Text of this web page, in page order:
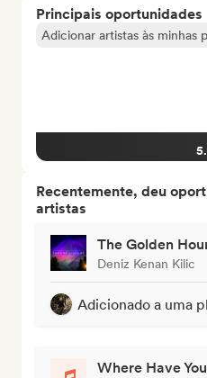
Principais oportunidades
Adicionar artistas às minhas
Recentemente, deu
artistas
The Golden
Deniz Kenan Kilic
Adicionado a uma
Where Have